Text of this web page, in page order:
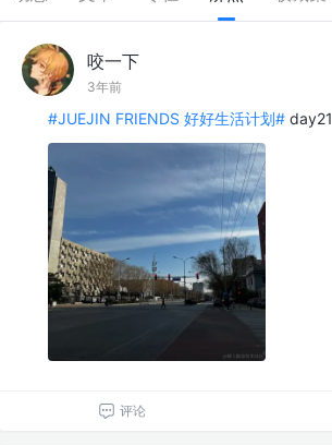
咬一下
3年前
#JUEJIN FRIENDS 好好生活计划# day21
评论